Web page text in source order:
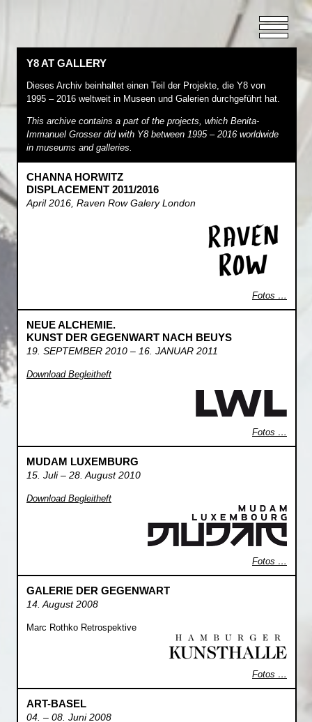
Y8 at Gallery
Y8 at Lehre
Editionen
Presse
Kontakt
Yoga
Y8 AT GALLERY
Dieses Archiv beinhaltet einen Teil der Projekte, die Y8 von
1995 – 2016 weltweit in Museen und Galerien durchgeführt hat.
This archive contains a part of the projects, which Benita-
Immanuel Grosser did with Y8 between 1995 – 2016 worldwide
in museums and galleries.
CHANNA HORWITZ
DISPLACEMENT 2011/2016
April 2016, Raven Row Galery London
Fotos …
NEUE ALCHEMIE.
KUNST DER GEGENWART NACH BEUYS
19. SEPTEMBER 2010 – 16. JANUAR 2011
Download Begleitheft
Fotos …
MUDAM LUXEMBURG
15. Juli – 28. August 2010
Download Begleitheft
Fotos …
GALERIE DER GEGENWART
14. August 2008
Marc Rothko Retrospektive
Fotos …
ART-BASEL
04. – 08. Juni 2008